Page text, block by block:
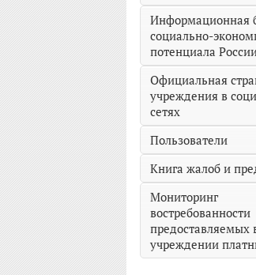
Информационная
социально-
потенциала
Официальная
учреждения в
сетях
Пользователи
Книга жалоб и
Мониторинг
востребованности
предоставляемых
учреждении